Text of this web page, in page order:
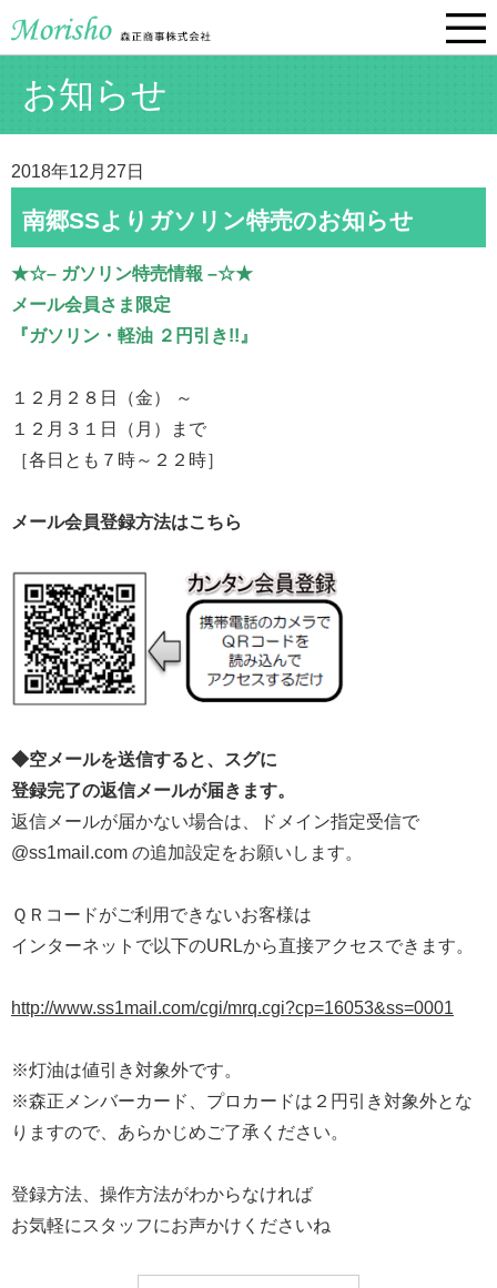
お知らせ
2018年12月27日
南郷SSよりガソリン特売のお知らせ
★☆– ガソリン特売情報 –☆★
メール会員さま限定
『ガソリン・軽油 ２円引き!!』
１２月２８日（金） ～
１２月３１日（月）まで
［各日とも７時～２２時］
メール会員登録方法はこちら
◆空メールを送信すると、スグに
登録完了の返信メールが届きます。
返信メールが届かない場合は、ドメイン指定受信で
@ss1mail.com の追加設定をお願いします。
ＱＲコードがご利用できないお客様は
インターネットで以下のURLから直接アクセスできます。
http://www.ss1mail.com/cgi/mrq.cgi?cp=16053&ss=0001
※灯油は値引き対象外です。
※森正メンバーカード、プロカードは２円引き対象外とな
りますので、あらかじめご了承ください。
登録方法、操作方法がわからなければ
お気軽にスタッフにお声かけくださいね